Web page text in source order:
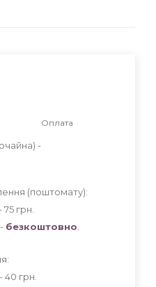
Оплата
-
(поштомату):
75 грн
безкоштовно
40 грн